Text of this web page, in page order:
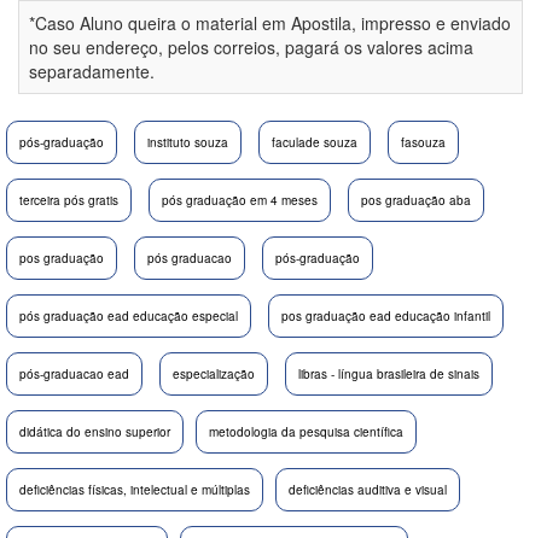
*Caso Aluno queira o material em Apostila, impresso e enviado
no seu endereço, pelos correios, pagará os valores acima
separadamente.
pós-graduação instituto souza faculade souza fasouza
terceira pós gratis pós graduação em 4 meses pos graduação aba
pos graduação pós graduacao pós-graduação
pós graduação ead educação especial pos graduação ead educação infantil
pós-graduacao ead especialização libras - língua brasileira de sinais
didática do ensino superior metodologia da pesquisa científica
deficiências físicas, intelectual e múltiplas deficiências auditiva e visual